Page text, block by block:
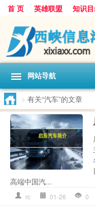
首 页 英雄联盟 知识
网站导航
> 有关“汽车”的文章
高端中国汽...
rc 01-26 0